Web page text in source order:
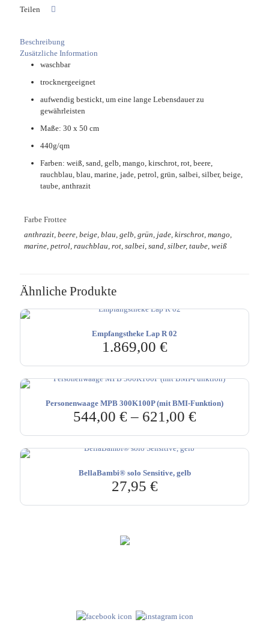
Teilen
Beschreibung
Zusätzliche Information
waschbar
trocknergeeignet
aufwendig bestickt, um eine lange Lebensdauer zu
gewährleisten
Maße: 30 x 50 cm
440g/qm
Farben: weiß, sand, gelb, mango, kirschrot, rot, beere,
rauchblau, blau, marine, jade, petrol, grün, salbei, silber, beige,
taube, anthrazit
Farbe Frottee
anthrazit, beere, beige, blau, gelb, grün, jade, kirschrot, mango,
marine, petrol, rauchblau, rot, salbei, sand, silber, taube, weiß
Ähnliche Produkte
Empfangstheke Lap R 02
1.869,00 €
Personenwaage MPB 300K100P (mit BMI-Funktion)
544,00 €– 621,00 €
BellaBambi® solo Sensitive, gelb
27,95 €